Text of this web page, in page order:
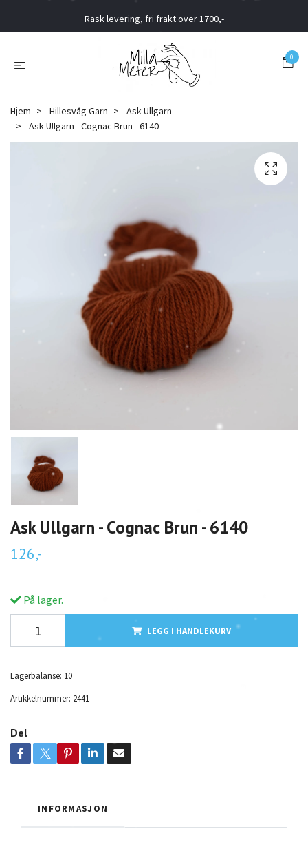
Rask levering, fri frakt over 1700,-
0
Hjem Hillesvåg Garn
Ask Ullgarn
Ask Ullgarn - Cognac Brun - 6140
Ask Ullgarn - Cognac Brun - 6140
126,-
På lager.
LEGG I HANDLEKURV
Lagerbalanse: 10
Artikkelnummer: 2441
Del
INFORMASJON